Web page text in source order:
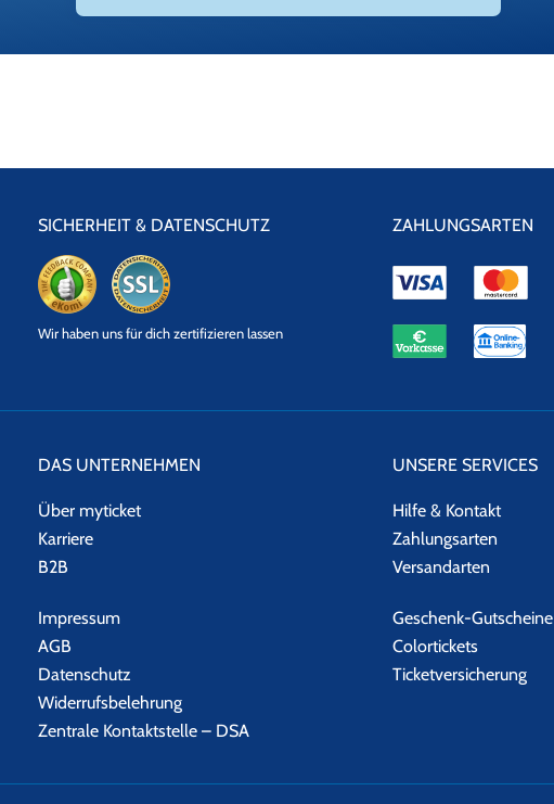
SICHERHEIT & DATENSCHUTZ
Datensicherheit
Wir haben uns für dich zertifizieren lassen
ZAHLUNGSARTEN
DAS UNTERNEHMEN
Über myticket
Karriere
B2B
Impressum
AGB
Datenschutz
Widerrufsbelehrung
Zentrale Kontaktstelle – DSA
UNSERE SERVICES
Hilfe & Kontakt
Zahlungsarten
Versandarten
Geschenk-Gutscheine
Colortickets
Ticketversicherung